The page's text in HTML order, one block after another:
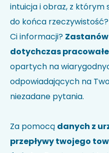
intuicja i obraz, z którym
do końca
Ci informacji?
dotychczas
opartych na
odpowiadających na
niezadane pytania.
Za pomocą danych z
przepływy twojego